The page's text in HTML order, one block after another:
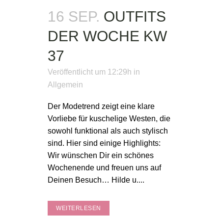
16 SEP. OUTFITS
DER WOCHE KW
37
Veröffentlicht um 12:29h in
Allgemein
Der Modetrend zeigt eine klare
Vorliebe für kuschelige Westen, die
sowohl funktional als auch stylisch
sind. Hier sind einige Highlights:
Wir wünschen Dir ein schönes
Wochenende und freuen uns auf
Deinen Besuch… Hilde u....
WEITERLESEN